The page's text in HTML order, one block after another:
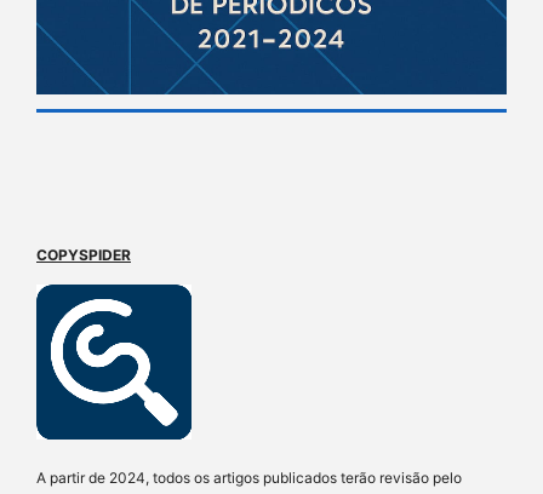
COPYSPIDER
A partir de 2024, todos os artigos publicados terão revisão pelo